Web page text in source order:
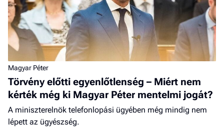
Magyar Péter
Törvény előtti egyenlőtlenség – Miért nem
kérték még ki Magyar Péter mentelmi jogát?
A miniszterelnök telefonlopási ügyében még mindig nem
lépett az ügyészség.